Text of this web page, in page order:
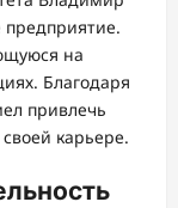
на
Благодаря
привлечь
карьере.